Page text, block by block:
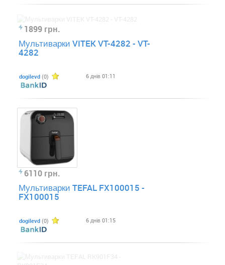
1899 грн.
Мультиварки VITEK VT-4282 - VT-
4282
dogilevd (0) 6 днів 01:11
6110 грн.
Мультиварки TEFAL FX100015 -
FX100015
dogilevd (0) 6 днів 01:15